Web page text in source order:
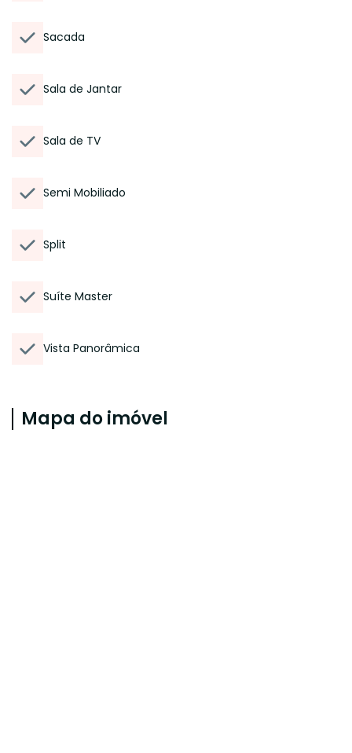
Sacada
Sala de Jantar
Sala de TV
Semi Mobiliado
Split
Suíte Master
Vista Panorâmica
Mapa do imóvel